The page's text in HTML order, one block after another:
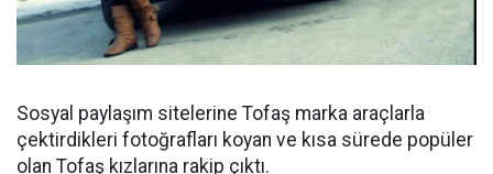
Sosyal paylaşım sitelerine Tofaş marka araçlarla
çektirdikleri fotoğrafları koyan ve kısa sürede popüler
olan Tofaş kızlarına rakip çıktı.